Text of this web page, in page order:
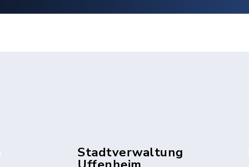
Stadtverwaltung